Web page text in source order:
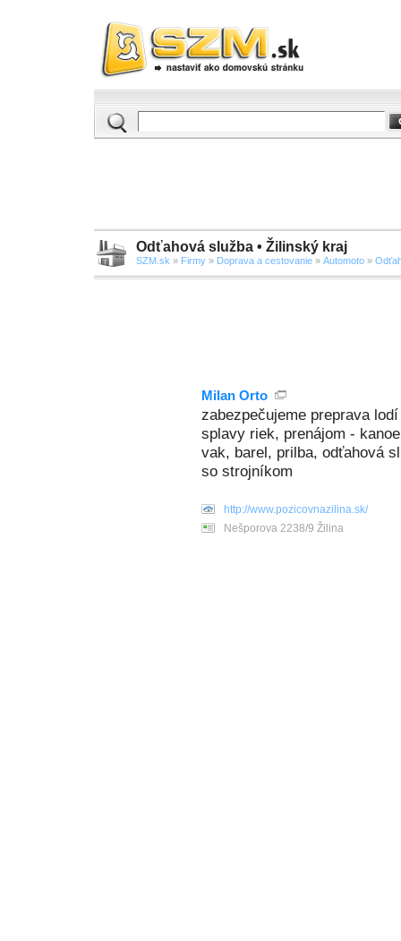
Odťahová služba • Žilinský kraj
SZM.sk » Firmy » Doprava a cestovanie » Automoto »
Milan Orto
zabezpečujeme preprava
splavy riek, prenájom -
vak, barel, prilba, odťahová
so strojníkom
http://www.pozicovnazilina.sk/
Nešporova 2238/9 Žilina